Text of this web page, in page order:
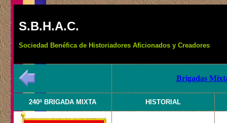
S.B.H.A.C.
Sociedad Benéfica de Historiadores Aficionados y Creadores
Brigadas
240ª BRIGADA MIXTA HISTORIAL